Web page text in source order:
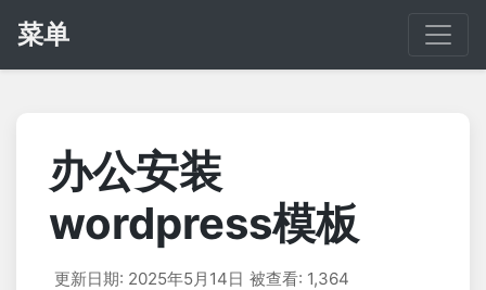
菜单
办公安装
wordpress模板
更新日期: 2025年5月14日 被查看: 1,364